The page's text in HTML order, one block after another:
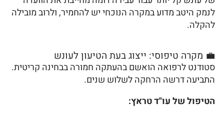
לנמק היטב מדוע במקרה הנוכחי יש להחמיר, ולרוב מובילה
להקלה.
💼 מקרה טיפוסי: ייצוג בעת הטיעון לעונש
סטודנט לרפואה הואשם בהעתקה חמורה בבחינה קריטית.
התביעה דרשה הרחקה לשלוש שנים.
הטיפול של עו"ד טראץ: